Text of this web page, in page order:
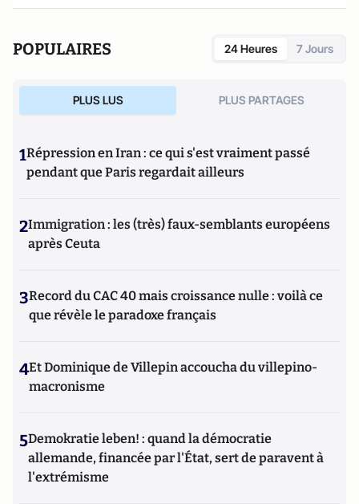
POPULAIRES 24 Heures 7 Jours
PLUS LUS PLUS PARTAGES
1Répression en Iran : ce qui s'est vraiment passé
pendant que Paris regardait ailleurs
2Immigration : les (très) faux-semblants européens
après Ceuta
3Record du CAC 40 mais croissance nulle : voilà ce
que révèle le paradoxe français
4Et Dominique de Villepin accoucha du villepino-
macronisme
5Demokratie leben! : quand la démocratie
allemande, financée par l'État, sert de paravent à
l'extrémisme